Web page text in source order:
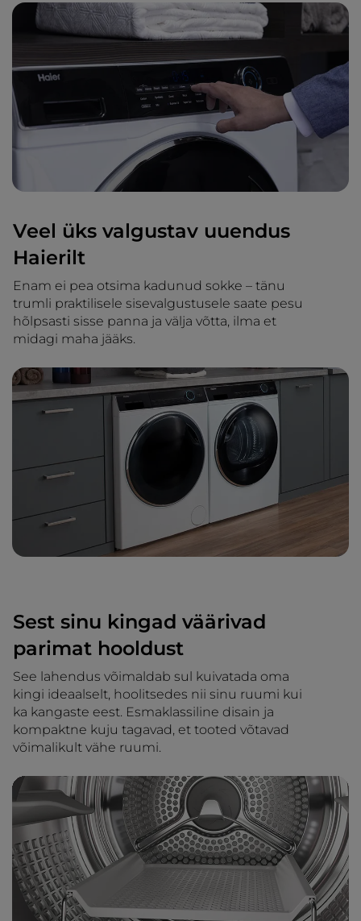
Veel üks valgustav uuendus
Haierilt
Enam ei pea otsima kadunud sokke – tänu
trumli praktilisele sisevalgustusele saate pesu
hõlpsasti sisse panna ja välja võtta, ilma et
midagi maha jääks.
Sest sinu kingad väärivad
parimat hooldust
See lahendus võimaldab sul kuivatada oma
kingi ideaalselt, hoolitsedes nii sinu ruumi kui
ka kangaste eest. Esmaklassiline disain ja
kompaktne kuju tagavad, et tooted võtavad
võimalikult vähe ruumi.